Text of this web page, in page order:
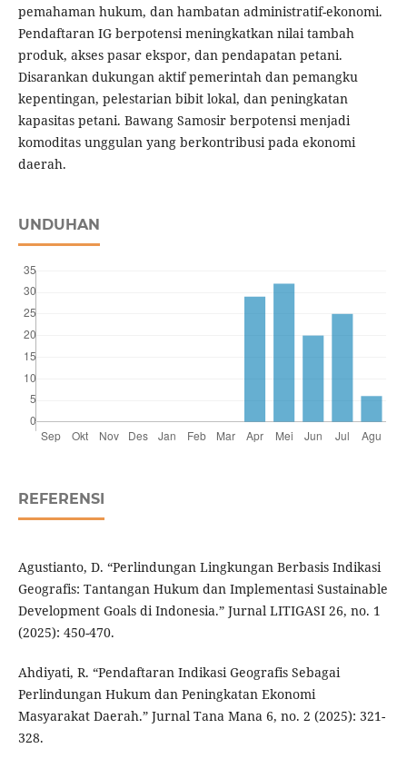
pemahaman hukum, dan hambatan administratif-ekonomi.
Pendaftaran IG berpotensi meningkatkan nilai tambah
produk, akses pasar ekspor, dan pendapatan petani.
Disarankan dukungan aktif pemerintah dan pemangku
kepentingan, pelestarian bibit lokal, dan peningkatan
kapasitas petani. Bawang Samosir berpotensi menjadi
komoditas unggulan yang berkontribusi pada ekonomi
daerah.
UNDUHAN
REFERENSI
Agustianto, D. “Perlindungan Lingkungan Berbasis Indikasi
Geografis: Tantangan Hukum dan Implementasi Sustainable
Development Goals di Indonesia.” Jurnal LITIGASI 26, no. 1
(2025): 450-470.
Ahdiyati, R. “Pendaftaran Indikasi Geografis Sebagai
Perlindungan Hukum dan Peningkatan Ekonomi
Masyarakat Daerah.” Jurnal Tana Mana 6, no. 2 (2025): 321-
328.